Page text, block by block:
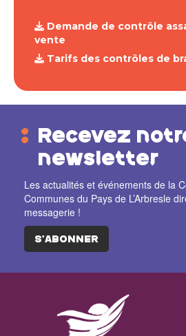
Demande de contrôle
vente
Tarifs des contrôles de
Recevez
newsletter
Les actualités et événements de la
Communes du Pays de L’Arbresle
messagerie !
S'ABONNER